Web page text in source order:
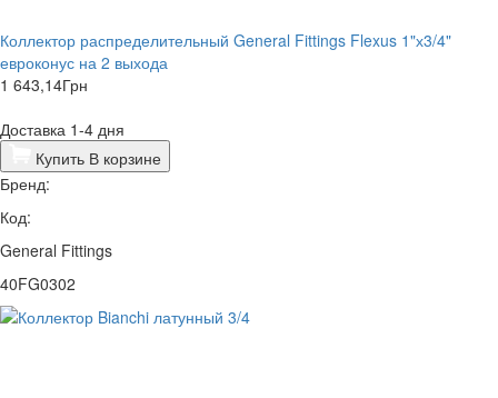
Коллектор распределительный General Fittings Flexus 1"х3/4"
евроконус на 2 выхода
1 643,14Грн
Доставка 1-4 дня
Купить В корзине
Бренд:
Код:
General Fittings
40FG0302